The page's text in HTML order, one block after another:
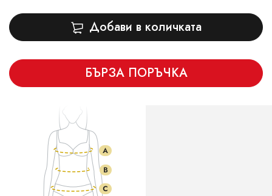
Добави в количката
БЪРЗА ПОРЪЧКА